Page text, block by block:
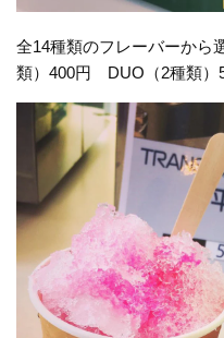
全14種類のフレーバーから
類）400円 DUO（2種類）